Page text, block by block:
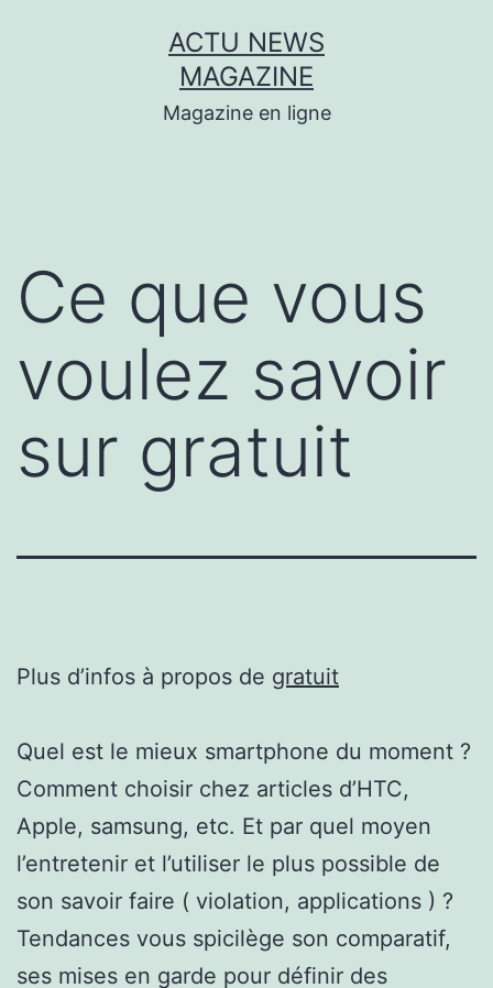
ACTU NEWS
MAGAZINE
Magazine en ligne
Ce que vous
voulez savoir
sur gratuit
Plus d’infos à propos de gratuit
Quel est le mieux smartphone du moment ?
Comment choisir chez articles d’HTC,
Apple, samsung, etc. Et par quel moyen
l’entretenir et l’utiliser le plus possible de
son savoir faire ( violation, applications ) ?
Tendances vous spicilège son comparatif,
ses mises en garde pour définir des